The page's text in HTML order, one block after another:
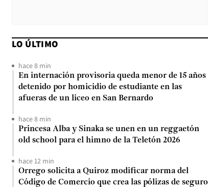
LO ÚLTIMO
hace 8 min
En internación provisoria queda menor de 15 años
detenido por homicidio de estudiante en las
afueras de un liceo en San Bernardo
hace 8 min
Princesa Alba y Sinaka se unen en un reggaetón
old school para el himno de la Teletón 2026
hace 12 min
Orrego solicita a Quiroz modificar norma del
Código de Comercio que crea las pólizas de seguro